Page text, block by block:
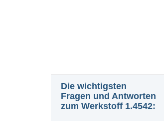
Die wichtigsten
Fragen und Antworten
zum Werkstoff 1.4542: